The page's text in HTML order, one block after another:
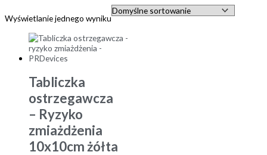
Wyświetlanie jednego wyniku
Tabliczka
ostrzegawcza
– Ryzyko
zmiażdżenia
10x10cm żółta